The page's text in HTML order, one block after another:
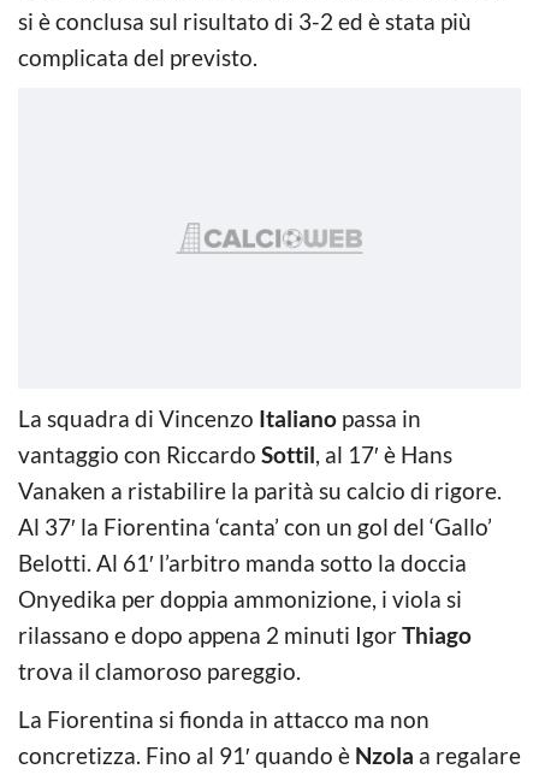
si è conclusa sul risultato di 3-2 ed è stata più
complicata del previsto.
La squadra di Vincenzo Italiano passa in
vantaggio con Riccardo Sottil, al 17′ è Hans
Vanaken a ristabilire la parità su calcio di rigore.
Al 37′ la Fiorentina ‘canta’ con un gol del ‘Gallo’
Belotti. Al 61′ l’arbitro manda sotto la doccia
Onyedika per doppia ammonizione, i viola si
rilassano e dopo appena 2 minuti IgorThiago
trova il clamoroso pareggio.
La Fiorentina si fionda in attacco ma non
concretizza. Fino al 91′ quando è Nzola a regalare